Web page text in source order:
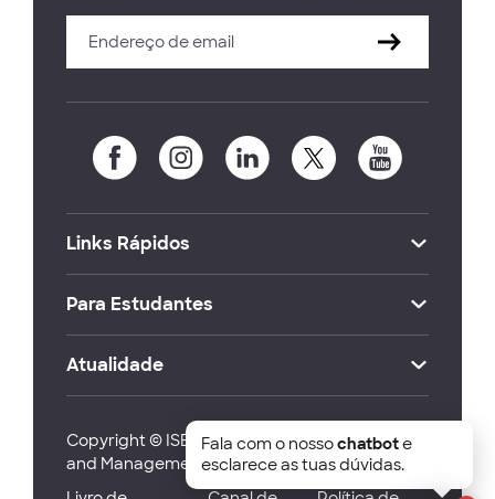
Links Rápidos
Para Estudantes
Atualidade
Copyright © ISEG Lisbon School of Economics
and Management 2026
Fala com o nossochatbote
esclarece as tuas dúvidas.